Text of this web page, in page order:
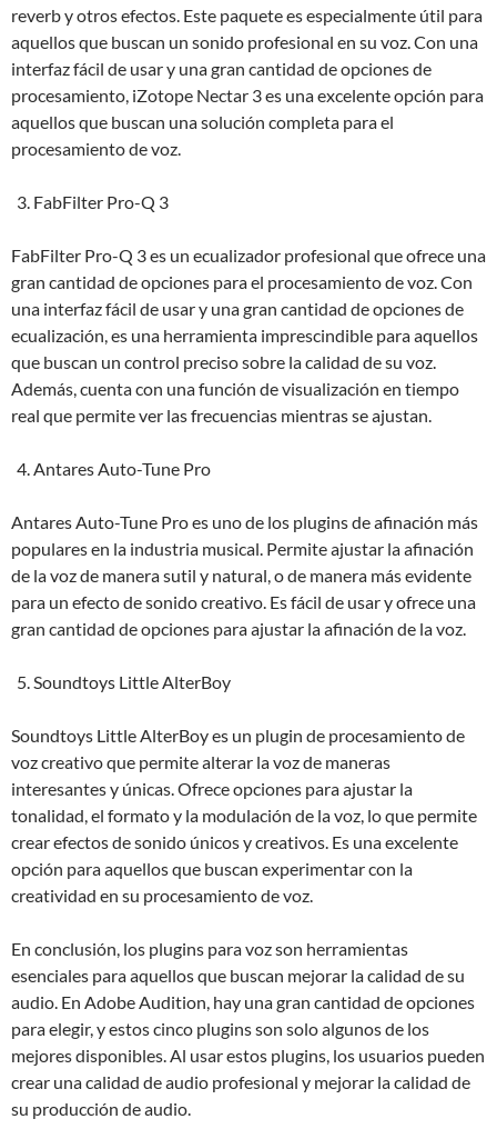
reverb y otros efectos. Este paquete es especialmente útil para
aquellos que buscan un sonido profesional en su voz. Con una
interfaz fácil de usar y una gran cantidad de opciones de
procesamiento, iZotope Nectar 3 es una excelente opción para
aquellos que buscan una solución completa para el
procesamiento de voz.
FabFilter Pro-Q 3
FabFilter Pro-Q 3 es un ecualizador profesional que ofrece una
gran cantidad de opciones para el procesamiento de voz. Con
una interfaz fácil de usar y una gran cantidad de opciones de
ecualización, es una herramienta imprescindible para aquellos
que buscan un control preciso sobre la calidad de su voz.
Además, cuenta con una función de visualización en tiempo
real que permite ver las frecuencias mientras se ajustan.
Antares Auto-Tune Pro
Antares Auto-Tune Pro es uno de los plugins de afinación más
populares en la industria musical. Permite ajustar la afinación
de la voz de manera sutil y natural, o de manera más evidente
para un efecto de sonido creativo. Es fácil de usar y ofrece una
gran cantidad de opciones para ajustar la afinación de la voz.
Soundtoys Little AlterBoy
Soundtoys Little AlterBoy es un plugin de procesamiento de
voz creativo que permite alterar la voz de maneras
interesantes y únicas. Ofrece opciones para ajustar la
tonalidad, el formato y la modulación de la voz, lo que permite
crear efectos de sonido únicos y creativos. Es una excelente
opción para aquellos que buscan experimentar con la
creatividad en su procesamiento de voz.
En conclusión, los plugins para voz son herramientas
esenciales para aquellos que buscan mejorar la calidad de su
audio. En Adobe Audition, hay una gran cantidad de opciones
para elegir, y estos cinco plugins son solo algunos de los
mejores disponibles. Al usar estos plugins, los usuarios pueden
crear una calidad de audio profesional y mejorar la calidad de
su producción de audio.